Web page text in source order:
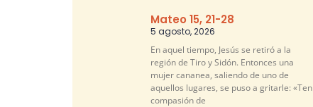
Mateo 15, 21-28
5 agosto, 2026
En aquel tiempo, Jesús se retiró a la
región de Tiro y Sidón. Entonces una
mujer cananea, saliendo de uno de
aquellos lugares, se puso a gritarle: «Ten
compasión de